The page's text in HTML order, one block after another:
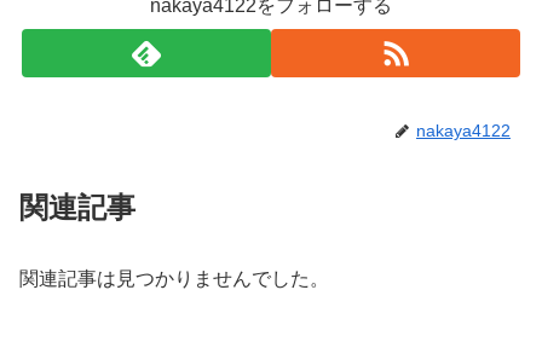
nakaya4122をフォローする
nakaya4122
関連記事
関連記事は見つかりませんでした。